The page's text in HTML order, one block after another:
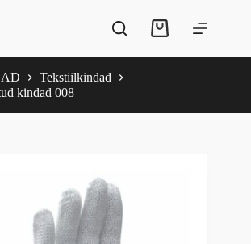
Shopping
Tekstiilkindad
kindad 008